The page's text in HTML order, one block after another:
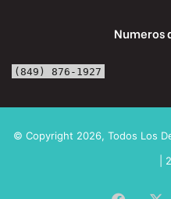
Numeros
(849) 876-1927
© Copyright 2026, Todos Los
|